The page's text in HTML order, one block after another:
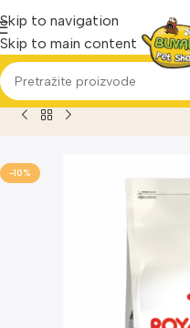
Skip to navigation
Skip to main content
Home Proizvod Hrana za
-10%